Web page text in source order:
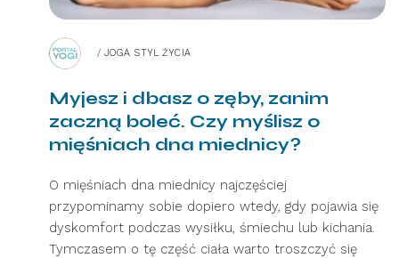
/ JOGA STYL ŻYCIA
Myjesz i dbasz o zęby, zanim
zaczną boleć. Czy myślisz o
mięśniach dna miednicy?
O mięśniach dna miednicy najczęściej
przypominamy sobie dopiero wtedy, gdy pojawia się
dyskomfort podczas wysiłku, śmiechu lub kichania.
Tymczasem o tę część ciała warto troszczyć się